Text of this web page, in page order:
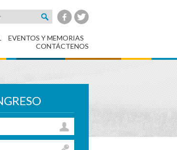
EVENTOS Y MEMORIAS
CONTÁCTENOS